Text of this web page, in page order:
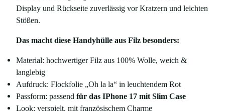
a
"
n
o
n
o
t
–
Display und Rückseite zuverlässig vor Kratzern und leichten
Stößen.
Das macht diese Handyhülle aus Filz besonders:
Material: hochwertiger Filz aus 100% Wolle, weich &
langlebig
Aufdruck: Flockfolie „Oh la la“ in leuchtendem Rot
Passform: passend für das IPhone 17 mit Slim Case
Look: verspielt, mit französischem Charme